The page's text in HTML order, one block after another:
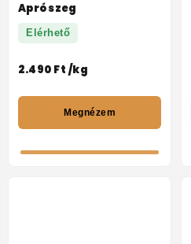
Apró szeg
Elérhető
2.490 Ft /kg
Megnézem